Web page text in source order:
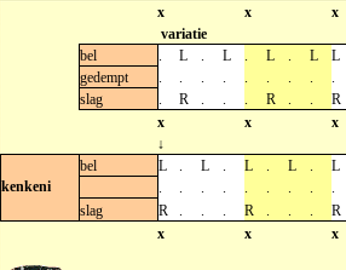
x
x
x
variatie
bel
. L . L . L . L
L
gedempt
. . . . . . . .
.
slag
. R . . . R . .
R
x
x
x
↓
kenkeni
bel L . L . L . L .
L
.
. . . . . . .
.
slag
R . . . R . . .
R
x
x x